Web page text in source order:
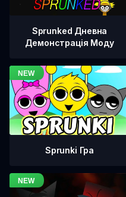
Sprunked Дневна
Демонстрація Моду
Sprunki Гра